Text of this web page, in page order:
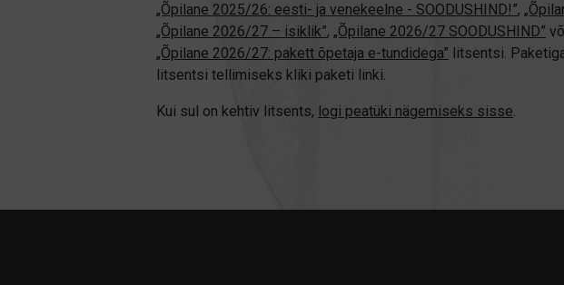
„Õpilane 2025/26: eesti- ja venekeelne - SOODUSHIND!”,
„Õpilane 2026/27 – isiklik”, „Õpilane 2026/27 SOODUSHIND”
„Õpilane 2026/27: pakett õpetaja e-tundidega” litsentsi.
litsentsi tellimiseks kliki paketi linki.
Kui sul on kehtiv litsents, logi peatüki nägemiseks sisse.